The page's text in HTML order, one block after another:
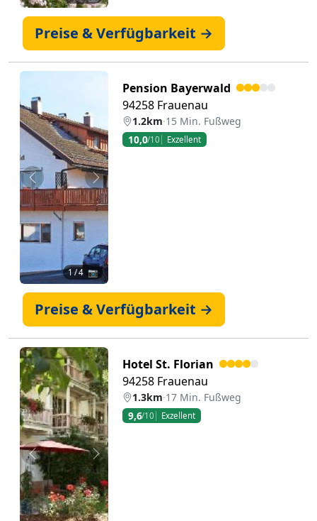
Preise & Verfügbarkeit →
Zurück Weiter
1/ 4 📷
Pension Bayerwald
94258 Frauenau
1.2km·15 Min. Fußweg
10,0/10 Exzellent
Preise & Verfügbarkeit →
Zurück Weiter
Hotel St. Florian
94258 Frauenau
1.3km·17 Min. Fußweg
9,6/10 Exzellent